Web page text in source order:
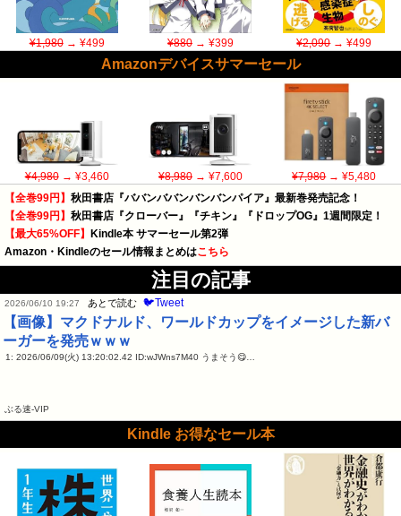
¥1,980→ ¥499 ¥880→ ¥399 ¥2,090→ ¥499
Amazonデバイスサマーセール
¥4,980→ ¥3,460 ¥8,980→ ¥7,600 ¥7,980→ ¥5,480
【全巻99円】 秋田書店『ババンババンバンバンパイア』最新巻発売記念！
【全巻99円】 秋田書店『クローバー』『チキン』『ドロップOG』1週間限定！
【最大65%OFF】 Kindle本 サマーセール第2弾
Amazon・Kindleのセール情報まとめはこちら
注目の記事
2026/06/10 19:27 あとで読む 🐦Tweet
【画像】マクドナルド、ワールドカップをイメージした新バ
ーガーを発売ｗｗｗ
1: 2026/06/09(火) 13:20:02.42 ID:wJWns7M40 うまそう😋…
ぶる速-VIP
Kindle お得なセール本